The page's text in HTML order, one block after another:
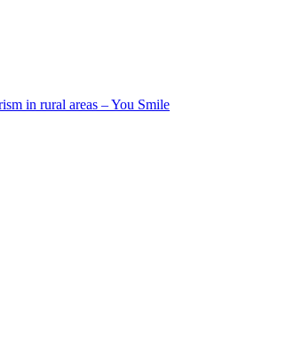
in rural areas – You Smile